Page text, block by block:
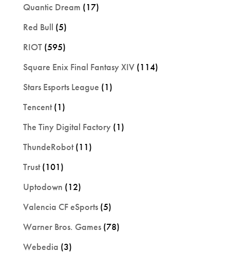
Quantic Dream (17)
Red Bull (5)
RIOT(595)
Square Enix Final Fantasy XIV(114)
Stars Esports League (1)
Tencent(1)
The Tiny Digital Factory(1)
ThundeRobot(11)
Trust(101)
Uptodown (12)
Valencia CF eSports(5)
Warner Bros. Games(78)
Webedia (3)